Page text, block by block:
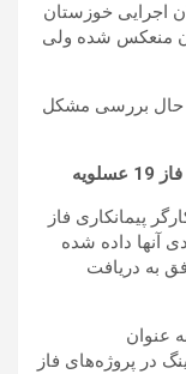
اجرایی خوزستان
منعکس شده ولی
حال بررسی مشکل
وعده‌ای که از سوی کارفرمای 280 کارگر پیمانکاری فاز
آنها داده شده
موفق به دریافت
عنوان
در پروژه‌های فاز